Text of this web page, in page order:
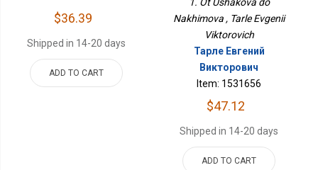
$36.39
Shipped in 14-20 days
ADD TO CART
1. Ot Ushakova do
Nakhimova , Tarle Evgenii
Viktorovich
Тарле Евгений
Викторович
Item: 1531656
$47.12
Shipped in 14-20 days
ADD TO CART